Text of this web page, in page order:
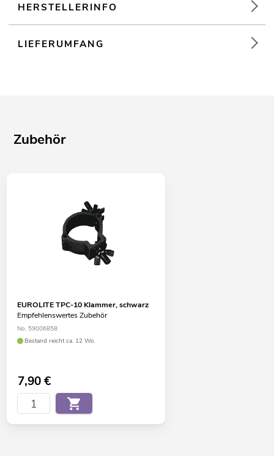
HERSTELLERINFO
LIEFERUMFANG
Zubehör
EUROLITE TPC-10 Klammer, schwarz
Empfehlenswertes Zubehör
No. 59006858
Bestand reicht ca. 12 Wo.
7,90€